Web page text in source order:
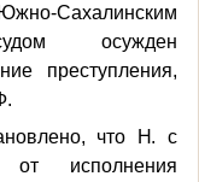
Сахалинским
осужден
преступления,
что
Н. с
от исполнения